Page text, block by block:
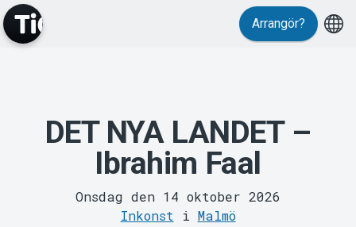
MyTickster
Arrangör?
DET NYA LANDET –
Ibrahim Faal
Onsdag den 14 oktober 2026
Inkonst i Malmö